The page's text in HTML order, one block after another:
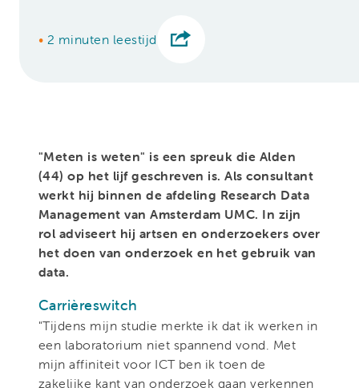
• 2 minuten leestijd
"Meten is weten" is een spreuk die Alden
(44) op het lijf geschreven is. Als consultant
werkt hij binnen de afdeling Research Data
Management van Amsterdam UMC. In zijn
rol adviseert hij artsen en onderzoekers over
het doen van onderzoek en het gebruik van
data.
Carrièreswitch
"Tijdens mijn studie merkte ik dat ik werken in
een laboratorium niet spannend vond. Met
mijn affiniteit voor ICT ben ik toen de
zakelijke kant van onderzoek gaan verkennen